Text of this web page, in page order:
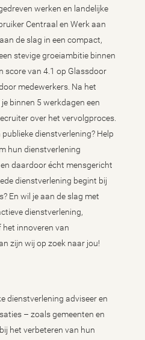
werken en landelijke
Centraal en Werk aan
de slag in een compact,
stevige groeiambitie binnen
score van 4.1 op Glassdoor
medewerkers. Na het
binnen 5 werkdagen een
over het vervolgproces.
dienstverlening? Help
hun dienstverlening
daardoor écht mensgericht
dienstverlening begint bij
En wil je aan de slag met
dienstverlening,
innoveren van
zijn wij op zoek naar jou!
dienstverlening adviseer en
– zoals gemeenten en
het verbeteren van hun